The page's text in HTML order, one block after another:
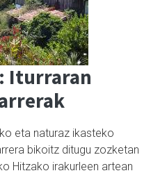
Iturraran
eta naturaz ikasteko
bikoitz ditugu zozketan
Hitzako irakurleen artean